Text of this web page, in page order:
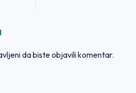
da biste objavili komentar.